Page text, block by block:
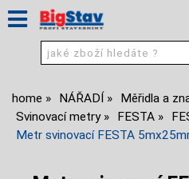
home NÁŘADÍ
Měřidla a
Svinovací metry
FESTA
Metr svinovací FESTA